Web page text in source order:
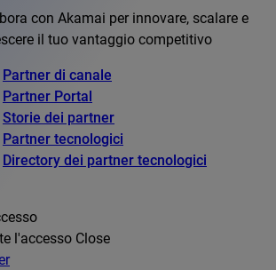
con Akamai per innovare, scalare e
il tuo vantaggio competitivo
Partner di canale
Partner Portal
Storie dei partner
Partner tecnologici
Directory dei partner tecnologici
l'accesso Close